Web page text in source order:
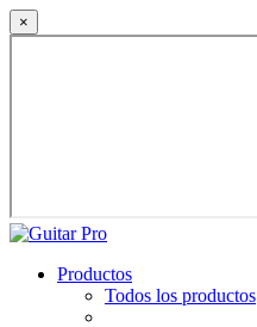
×
Productos
Todos los productos